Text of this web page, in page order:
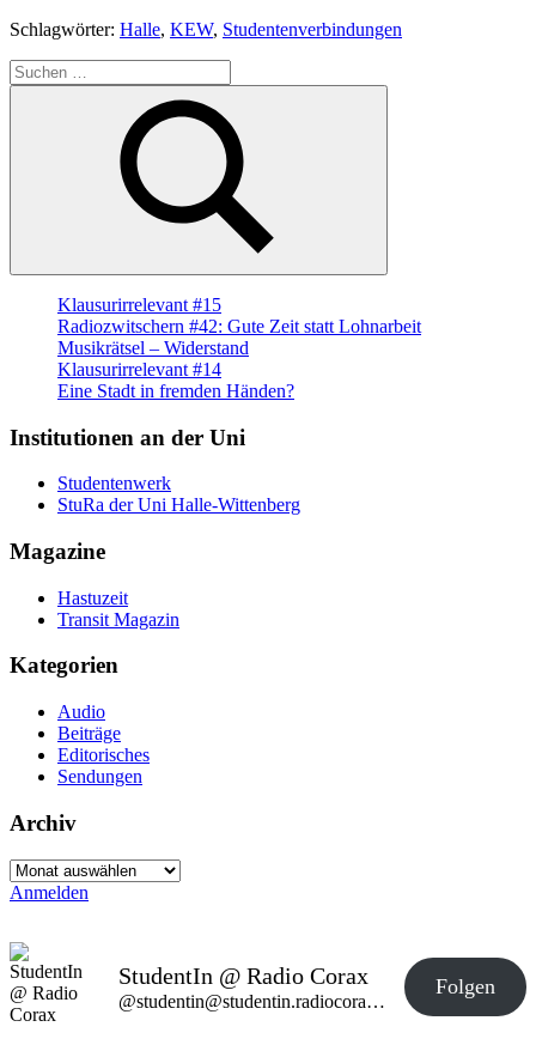
Schlagwörter: Halle, KEW, Studentenverbindungen
Suche
nach:
Suchen
Klausurirrelevant #15
Radiozwitschern #42: Gute Zeit statt Lohnarbeit
Musikrätsel – Widerstand
Klausurirrelevant #14
Eine Stadt in fremden Händen?
Institutionen an der Uni
Studentenwerk
StuRa der Uni Halle-Wittenberg
Magazine
Hastuzeit
Transit Magazin
Kategorien
Audio
Beiträge
Editorisches
Sendungen
Archiv
Archiv
Anmelden
StudentIn @ Radio Corax
@studentin@studentin.radiocorax.de
Folgen